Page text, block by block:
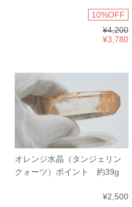
10%OFF
¥4,200
¥3,780
オレンジ水晶（タンジェリン
クォーツ）ポイント 約39g
¥2,500